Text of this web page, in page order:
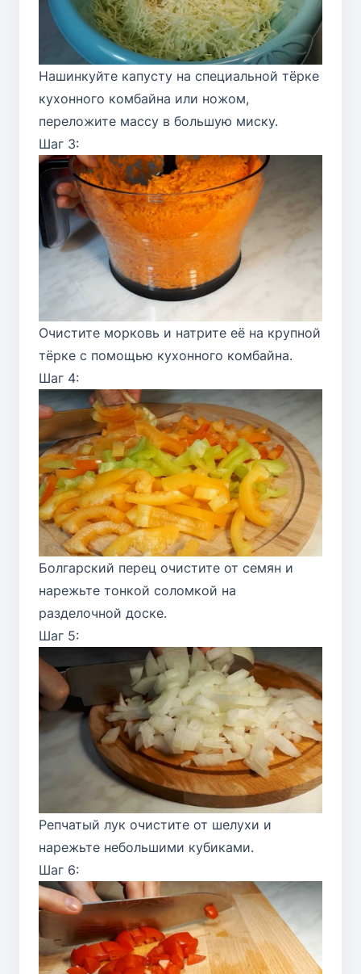
Нашинкуйте капусту на специальной тёрке
кухонного комбайна или ножом,
переложите массу в большую миску.
Шаг 3:
Очистите морковь и натрите её на крупной
тёрке с помощью кухонного комбайна.
Шаг 4:
Болгарский перец очистите от семян и
нарежьте тонкой соломкой на
разделочной доске.
Шаг 5:
Репчатый лук очистите от шелухи и
нарежьте небольшими кубиками.
Шаг 6: